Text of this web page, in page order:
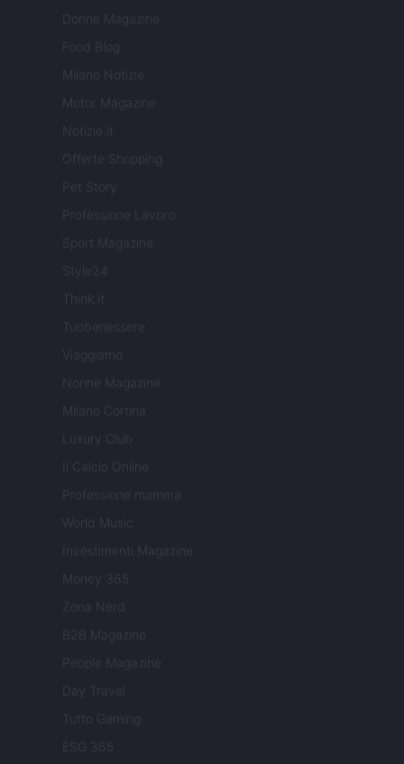
Donne Magazine
Food Blog
Milano Notizie
Motor Magazine
Notizie.it
Offerte Shopping
Pet Story
Professione Lavoro
Sport Magazine
Style24
Think.it
Tuobenessere
Viaggiamo
Nonne Magazine
Milano Cortina
Luxury Club
Il Calcio Online
Professione mamma
World Music
Investimenti Magazine
Money 365
Zona Nerd
B2B Magazine
People Magazine
Day Travel
Tutto Gaming
ESG 365